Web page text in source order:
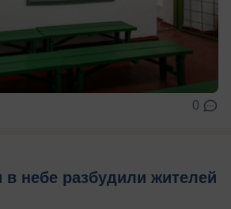
0
в небе разбудили жителей